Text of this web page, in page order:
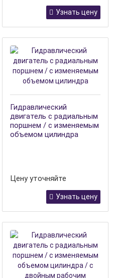
Узнать цену
Гидравлический
двигатель с радиальным
поршнем / с изменяемым
объемом цилиндра
Цену уточняйте
Узнать цену